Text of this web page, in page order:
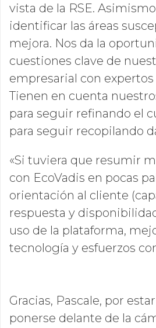
vista de la RSE.
identificar las áreas
mejora. Nos da la
cuestiones clave de
empresarial con expertos
Tienen en cuenta
para seguir refinando el
para seguir recopilando
«Si tuviera que resumir
con EcoVadis en pocas
orientación al cliente
respuesta y
uso de la plataforma,
tecnología y esfuerzos
Gracias, Pascale, por
ponerse delante de la